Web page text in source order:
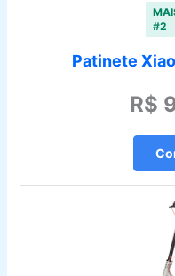
#2
Patinete
R$